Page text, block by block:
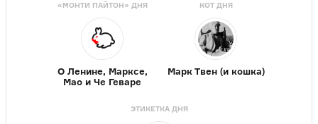
«МОНТИ ПАЙТОН» ДНЯ
О Ленине, Марксе,
Мао и Че Геваре
КОТ ДНЯ
Марк Твен (и кошка)
ЭТИКЕТКА ДНЯ